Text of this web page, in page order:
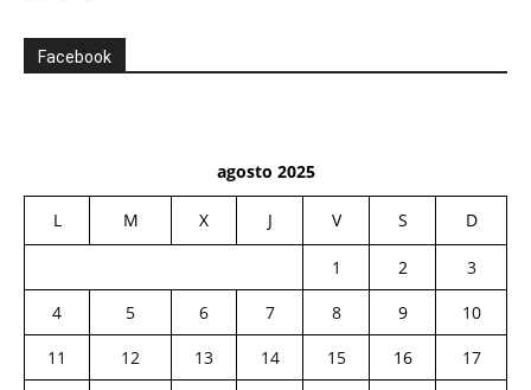
Facebook
agosto 2025
L M X J V S D
1 2
3
4
5 6 7 8 9
10
11
12 13 14 15 16
17